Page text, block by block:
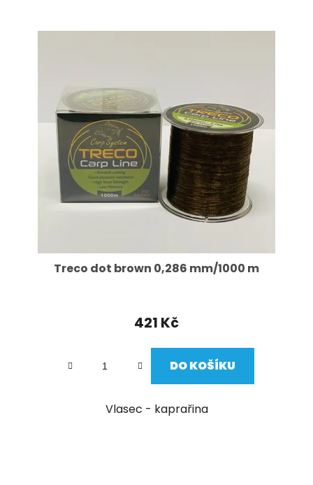
Treco dot brown 0,286 mm/1000 m
421 Kč
DO KOŠÍKU
Vlasec - kaprařina